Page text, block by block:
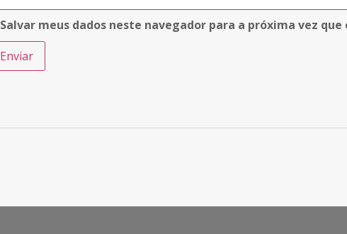
Salvar meus dados neste navegador para a próxima vez